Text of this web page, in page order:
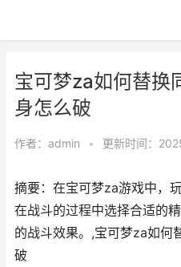
宝可梦za如何替换
身怎么破
作者： admin • 更新时间：
摘要：在宝可梦za游戏中，
在战斗的过程中选择合适的
的战斗效果。,宝可梦za如何
破